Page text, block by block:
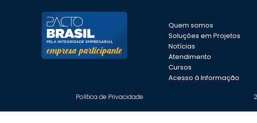
Quem somos
Soluções em Projetos
Notícias
Atendimento
Cursos
Acesso à Informação
Política de Privacidade